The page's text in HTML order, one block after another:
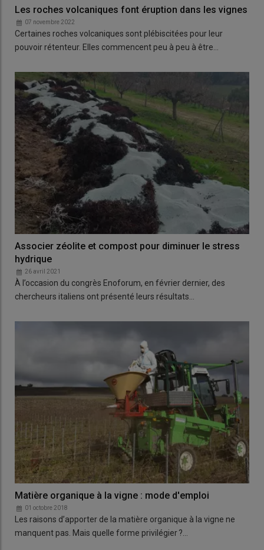
Les roches volcaniques font éruption dans les vignes
07 novembre 2022
Certaines roches volcaniques sont plébiscitées pour leur
pouvoir rétenteur. Elles commencent peu à peu à être…
Associer zéolite et compost pour diminuer le stress
hydrique
26 avril 2021
À l’occasion du congrès Enoforum, en février dernier, des
chercheurs italiens ont présenté leurs résultats…
Matière organique à la vigne : mode d'emploi
01 octobre 2018
Les raisons d’apporter de la matière organique à la vigne ne
manquent pas. Mais quelle forme privilégier ?…